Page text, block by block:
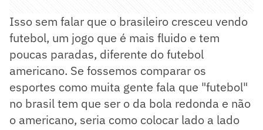
Isso sem falar que o brasileiro cresceu vendo
futebol, um jogo que é mais fluido e tem
poucas paradas, diferente do futebol
americano. Se fossemos comparar os
esportes como muita gente fala que "futebol"
no brasil tem que ser o da bola redonda e não
o americano, seria como colocar lado a lado